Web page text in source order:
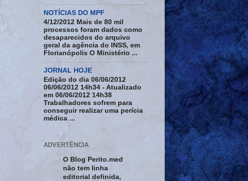
NOTÍCIAS DO MPF
4/12/2012 Mais de 80 mil
processos foram dados como
desaparecidos do arquivo
geral da agência do INSS, em
Florianópolis O Ministério ...
JORNAL HOJE
Edição do dia 06/06/2012
06/06/2012 14h34 - Atualizado
em 06/06/2012 14h38
Trabalhadores sofrem para
conseguir realizar uma perícia
médica ...
ADVERTÊNCIA
O Blog Perito.med
não tem linha
editorial definida,